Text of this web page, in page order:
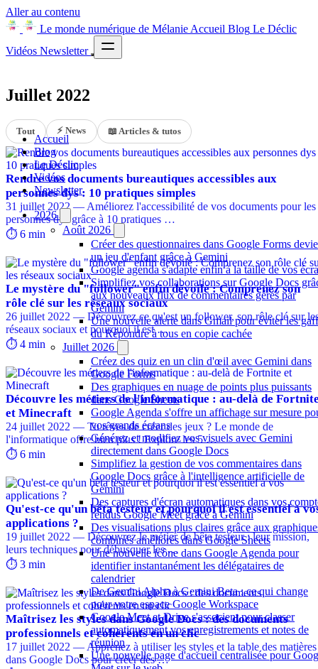
Aller au contenu
Le monde numérique de Mélanie Accueil Blog Le Déclic
Vidéos Newsletter
Accueil
Blog
Le Déclic
Vidéos
Newsletter
2026
Août 2026
Créer des questionnaires dans Google Forms
un jeu d'enfant grâce à Gemini
Google agenda s'adapte enfin à la taille de vos
Simplifiez vos collaborations sur Google Docs
aux nouveaux flux de commentaires gérés par
Gemini
Une nouvelle alerte dans Gmail pour éviter les
du Répondre à tous en copie cachée
Juillet 2026
Créez des quiz en un clin d'œil avec Gemini dans
Google Forms
Des graphiques en nuage de points plus puissants
dans Google Sheets
Google Agenda s'offre un affichage sur mesure
vos grands écrans
Générez et modifiez vos visuels avec Gemini
directement dans Google Docs
Simplifiez la gestion de vos commentaires dans
Google Docs grâce à l'intelligence artificielle de
Gemini
Des captures d'écran automatiques dans vos
rendus Google Meet grâce à Gemini
Des visualisations plus claires grâce aux
combinés améliorés dans Google Sheets
Une nouvelle icône dans Google Agenda pour
identifier instantanément les délégataires de
calendrier
De Gemini Alpha à Gemini Beta : ce qui change
pour votre espace Google Workspace
Google Meet et Drive s'associent pour classer
automatiquement vos enregistrements et notes de
réunion
Une nouvelle page d'accueil centralisée pour
Juillet 2022
Tout ⚡ News 📖 Articles & tutos
Rendre vos documents bureautiques accessibles aux
personnes dys : 10 pratiques simples
31 juillet 2022 — Améliorez l'accessibilité de vos documents pour les
personnes dys grâce à 10 pratiques …
⏱️ 6 min
Le mystère du "follower" enfin dévoilé : Comprenez son
rôle clé sur les réseaux sociaux
26 juillet 2022 — Découvrez ce qu'est un follower, son rôle clé sur
réseaux sociaux et pourquoi il est …
⏱️ 4 min
Découvre les métiers de l'informatique : au-delà de
et Minecraft
24 juillet 2022 — Tu rêves de créer des jeux ? Le monde de
l'informatique offre bien plus ! Explore les 5 …
⏱️ 6 min
Qu'est-ce qu'un bêta testeur et pourquoi il est essentiel à
applications ?
19 juillet 2022 — Découvrez le métier de bêta testeur : leur mission,
leurs techniques pour débusquer les …
⏱️ 3 min
Maîtrisez les styles dans Google Docs : des documents
professionnels et cohérents en un clic
17 juillet 2022 — Apprenez à utiliser les styles et la table des matières
dans Google Docs pour créer des …